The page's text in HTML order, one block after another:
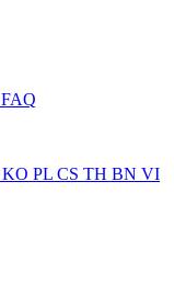
FAQ
KO PL CS TH BN VI